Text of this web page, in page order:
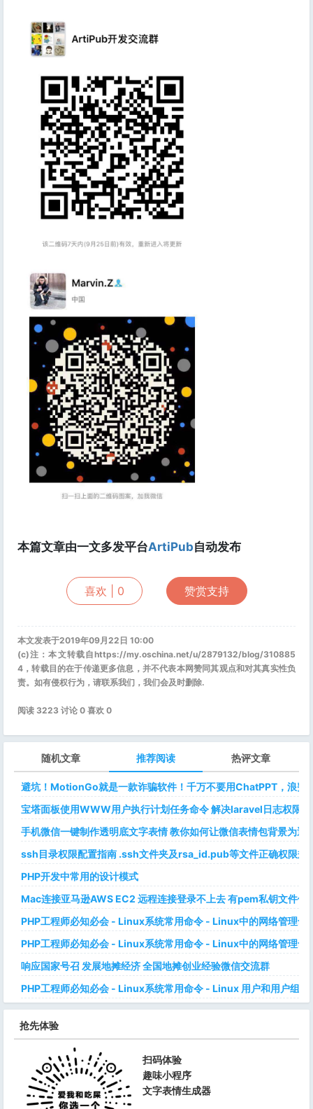
本篇文章由一文多发平台ArtiPub自动发布
喜欢 | 0 赞赏支持
本文发表于2019年09月22日 10:00
(c)注：本文转载自https://my.oschina.net/u/2879132/blog/310885
4，转载目的在于传递更多信息，并不代表本网赞同其观点和对其真实性负
责。如有侵权行为，请联系我们，我们会及时删除.
阅读 3223 讨论 0 喜欢 0
随机文章 推荐阅读 热评文章
避坑！MotionGo就是一款诈骗软件！千万不要用ChatPPT，浪费
宝塔面板使用WWW用户执行计划任务命令 解决laravel日志权限
手机微信一键制作透明底文字表情 教你如何让微信表情包背景为透
ssh目录权限配置指南 .ssh文件夹及rsa_id.pub等文件正确权限规
PHP开发中常用的设计模式
Mac连接亚马逊AWS EC2 远程连接登录不上去 有pem私钥文件依
PHP工程师必知必会 - Linux系统常用命令 - Linux中的网络管理命
PHP工程师必知必会 - Linux系统常用命令 - Linux中的网络管理命
响应国家号召 发展地摊经济 全国地摊创业经验微信交流群
PHP工程师必知必会 - Linux系统常用命令 - Linux 用户和用户组管
抢先体验
扫码体验
趣味小程序
文字表情生成器